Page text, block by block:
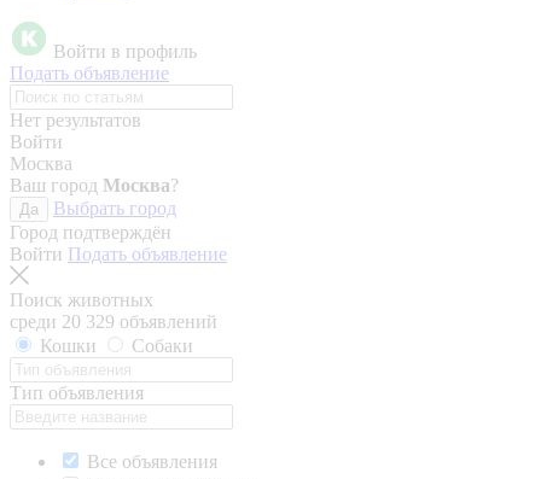
Войти в профиль
Подать объявление
Нет результатов
Войти
Москва
Ваш город Москва?
Да
Выбрать город
Город подтверждён
Войти Подать объявление
Поиск животных
среди 20 329 объявлений
Кошки
Собаки
Тип объявления
Все объявления